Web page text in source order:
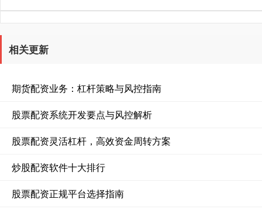
相关更新
期货配资业务：杠杆策略与风控指南
股票配资系统开发要点与风控解析
股票配资灵活杠杆，高效资金周转方案
炒股配资软件十大排行
股票配资正规平台选择指南